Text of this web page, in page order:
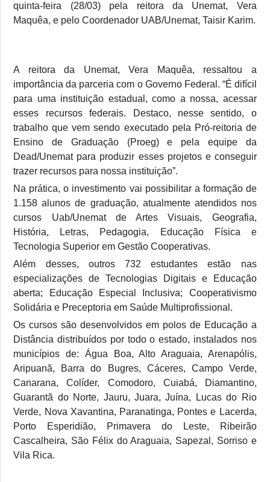
quinta-feira (28/03) pela reitora da Unemat, Vera
Maquêa, e pelo Coordenador UAB/Unemat, Taisir Karim.
A reitora da Unemat, Vera Maquêa, ressaltou a
importância da parceria com o Governo Federal. “É difícil
para uma instituição estadual, como a nossa, acessar
esses recursos federais. Destaco, nesse sentido, o
trabalho que vem sendo executado pela Pró-reitoria de
Ensino de Graduação (Proeg) e pela equipe da
Dead/Unemat para produzir esses projetos e conseguir
trazer recursos para nossa instituição”.
Na prática, o investimento vai possibilitar a formação de
1.158 alunos de graduação, atualmente atendidos nos
cursos Uab/Unemat de Artes Visuais, Geografia,
História, Letras, Pedagogia, Educação Física e
Tecnologia Superior em Gestão Cooperativas.
Além desses, outros 732 estudantes estão nas
especializações de Tecnologias Digitais e Educação
aberta; Educação Especial Inclusiva; Cooperativismo
Solidária e Preceptoria em Saúde Multiprofissional.
Os cursos são desenvolvidos em polos de Educação a
Distância distribuídos por todo o estado, instalados nos
municípios de: Água Boa, Alto Araguaia, Arenapólis,
Aripuanã, Barra do Bugres, Cáceres, Campo Verde,
Canarana, Colíder, Comodoro, Cuiabá, Diamantino,
Guarantã do Norte, Jauru, Juara, Juína, Lucas do Rio
Verde, Nova Xavantina, Paranatinga, Pontes e Lacerda,
Porto Esperidião, Primavera do Leste, Ribeirão
Cascalheira, São Félix do Araguaia, Sapezal, Sorriso e
Vila Rica.